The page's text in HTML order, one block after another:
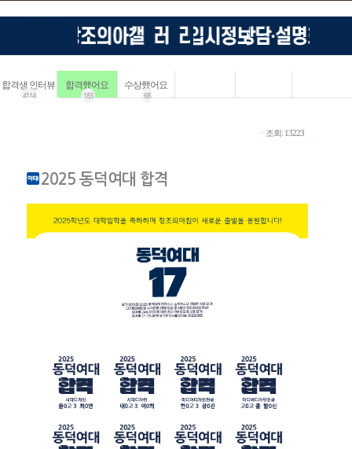
합격생 인터뷰
4114
합격했어요
183
수상했어요
68
ㆍ조회: 13223
2025 동덕여대 합격